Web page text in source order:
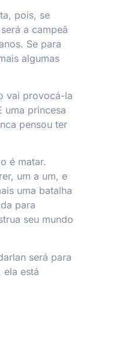
pois, se
a campeã
Se para
algumas
vai provocá-la
uma princesa
pensou ter
é matar.
um a um, e
uma batalha
para
seu mundo
será para
está